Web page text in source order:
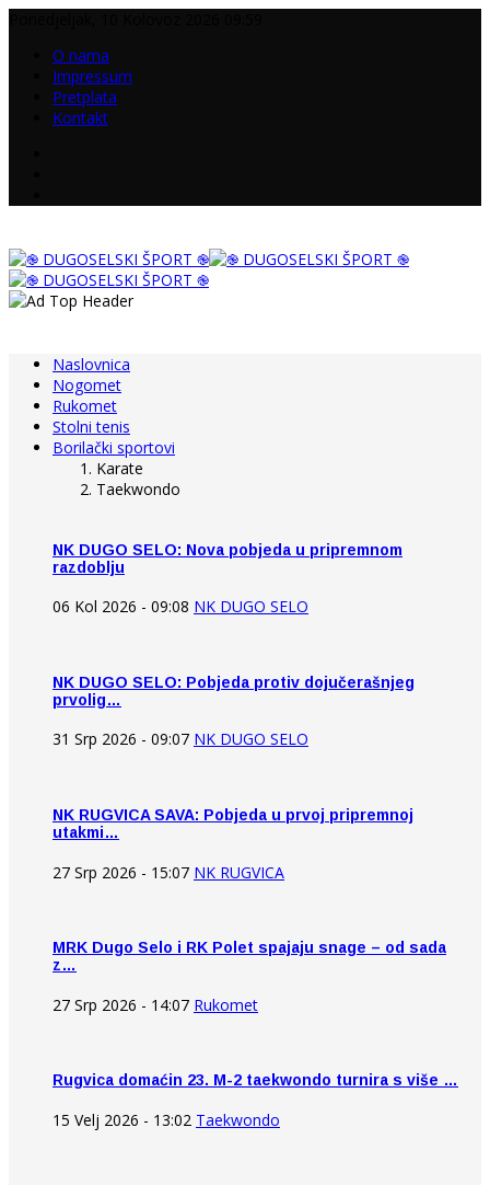
O nama
Impressum
Pretplata
Kontakt
Naslovnica
Nogomet
Rukomet
Stolni tenis
Borilački sportovi
Karate
Taekwondo
NK DUGO SELO: Nova pobjeda u pripremnom
razdoblju
06 Kol 2026 - 09:08 NK DUGO SELO
NK DUGO SELO: Pobjeda protiv dojučerašnjeg
prvolig…
31 Srp 2026 - 09:07 NK DUGO SELO
NK RUGVICA SAVA: Pobjeda u prvoj pripremnoj
utakmi…
27 Srp 2026 - 15:07 NK RUGVICA
MRK Dugo Selo i RK Polet spajaju snage – od sada
z…
27 Srp 2026 - 14:07 Rukomet
Rugvica domaćin 23. M-2 taekwondo turnira s više …
15 Velj 2026 - 13:02 Taekwondo